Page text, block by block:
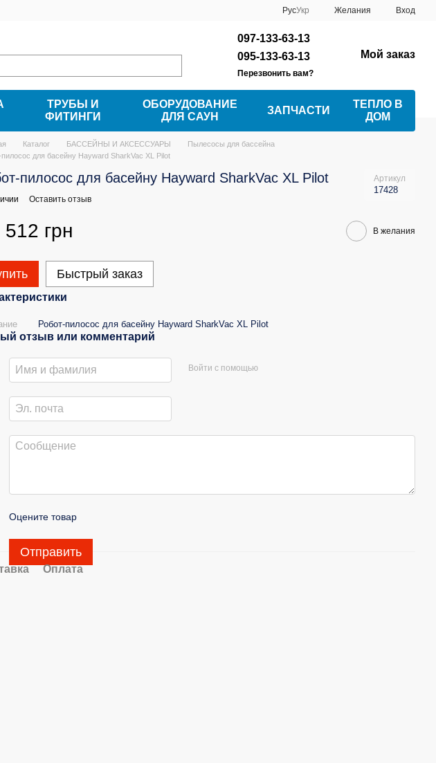
РусУкр Желания Вход
097-133-63-13
095-133-63-13
Перезвонить вам?
Мой заказ
ТРУБЫ И
ФИТИНГИ
ОБОРУДОВАНИЕ
ДЛЯ САУН
ЗАПЧАСТИ
ТЕПЛО В
ДОМ
Каталог БАССЕЙНЫ И АКСЕССУАРЫ
Пылесосы для бассейна
пилосос для басейну Hayward SharkVac XL Pilot
пилосос для басейну Hayward SharkVac XL Pilot Артикул
17428
Оставить отзыв
512 грн В желания
Быстрый заказ
Робот-пилосос для басейну Hayward SharkVac XL Pilot
отзыв или комментарий
Войти с помощью
Оцените товар
Отправить
Оплата